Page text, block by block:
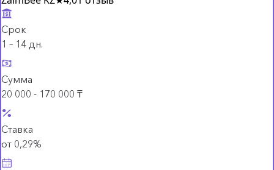
Срок
1 – 14 дн.
Сумма
20 000 - 170 000 ₸
Ставка
от 0,29%